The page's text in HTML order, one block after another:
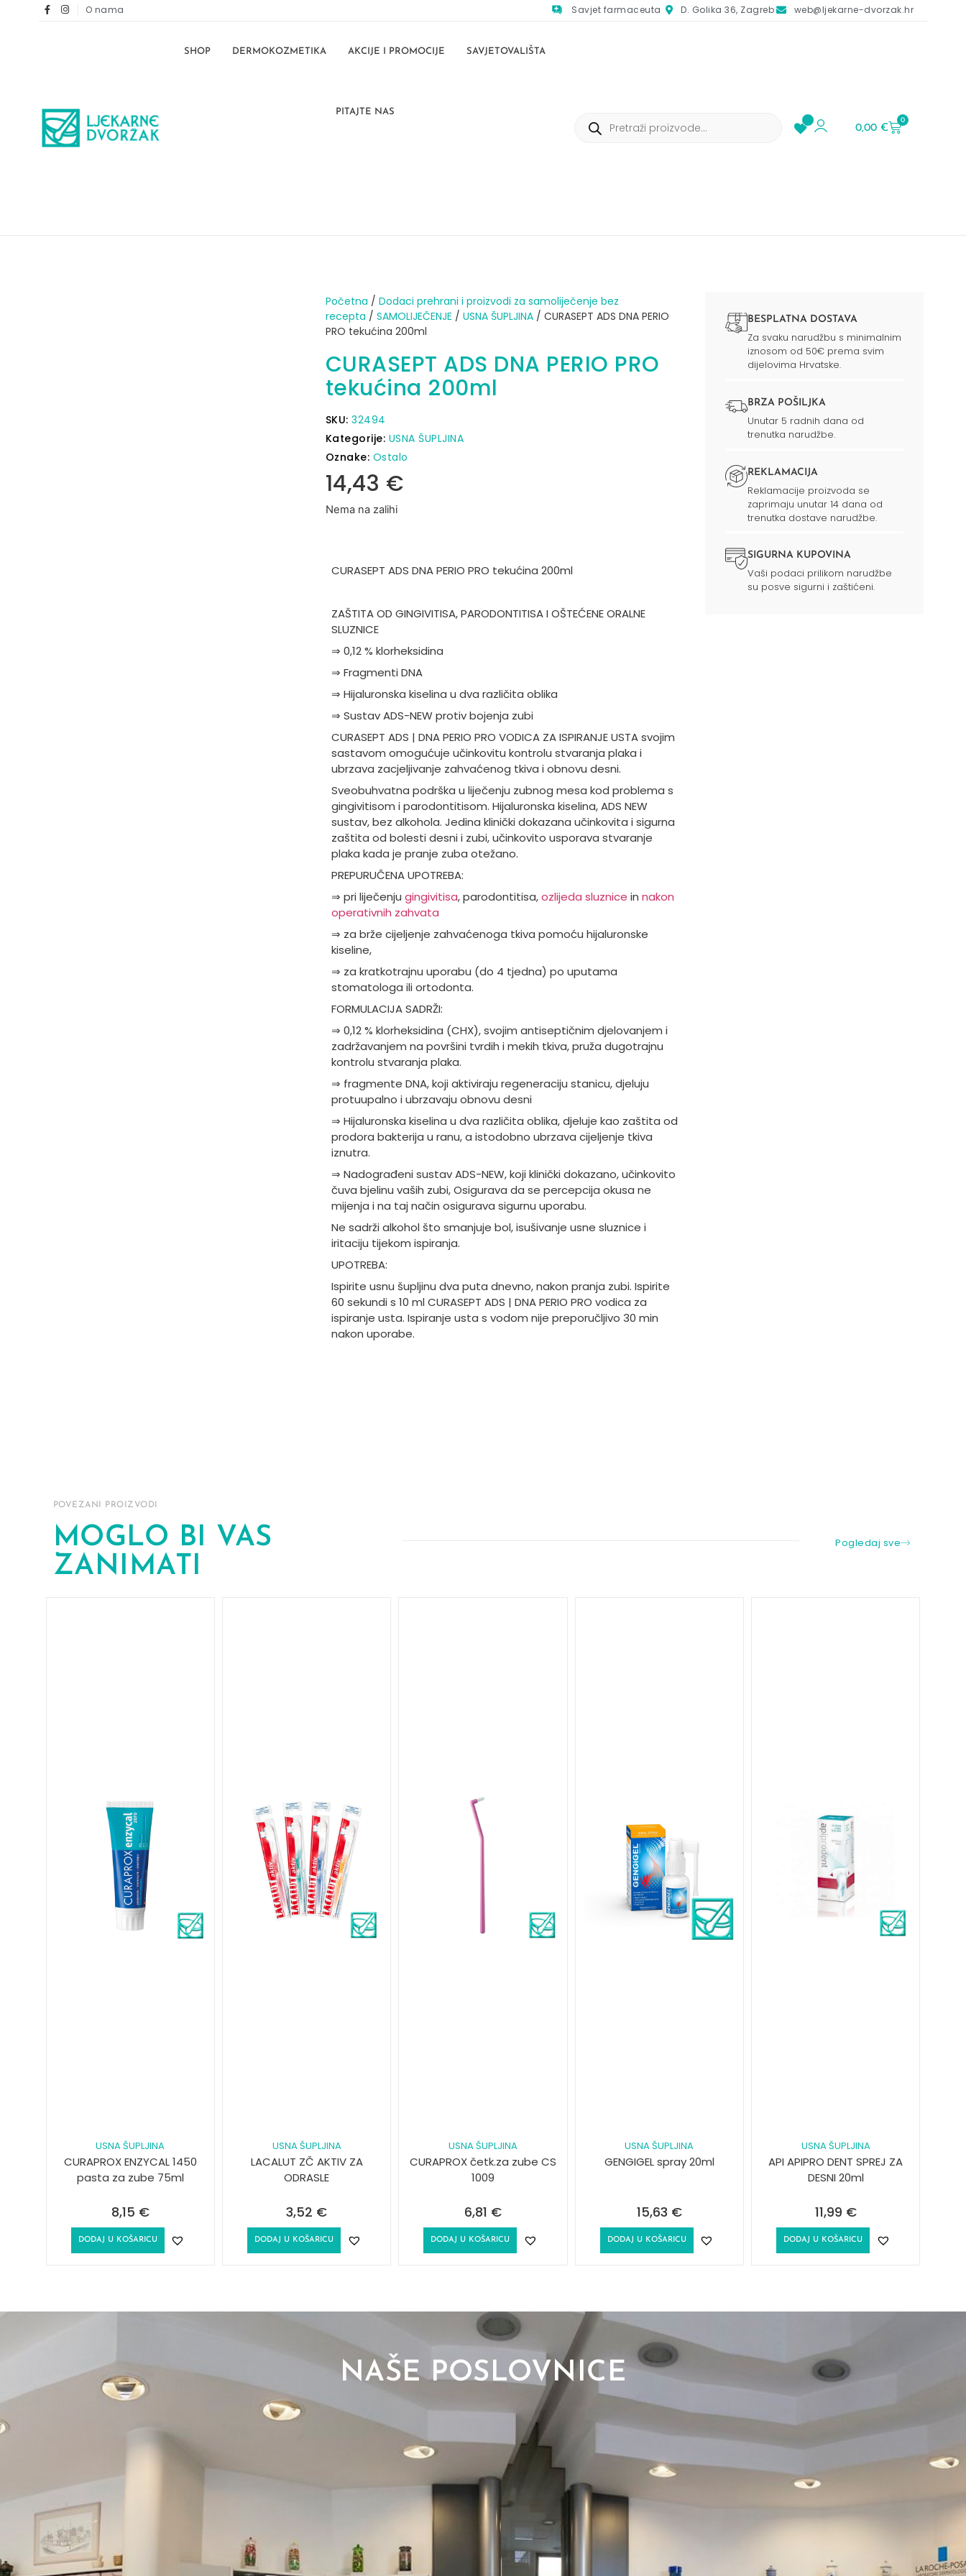
O nama Savjet farmaceuta D. Golika 36, Zagreb web@ljekarne-dvorzak.hr
SHOP DERMOKOZMETIKA AKCIJE I PROMOCIJE SAVJETOVALIŠTA
PITAJTE NAS
0,00€
0
Početna / Dodaci prehrani i proizvodi za samoliječenje bez
recepta / SAMOLIJEČENJE / USNA ŠUPLJINA/ CURASEPT ADS DNA PERIO
PRO tekućina 200ml
CURASEPT ADS DNA PERIO PRO
tekućina 200ml
SKU: 32494
Kategorije: USNA ŠUPLJINA
Oznake: Ostalo
14,43 €
Nema na zalihi
CURASEPT ADS DNA PERIO PRO tekućina 200ml
ZAŠTITA OD GINGIVITISA, PARODONTITISA I OŠTEĆENE ORALNE
SLUZNICE
⇒ 0,12 % klorheksidina
⇒ Fragmenti DNA
⇒ Hijaluronska kiselina u dva različita oblika
⇒ Sustav ADS-NEW protiv bojenja zubi
CURASEPT ADS | DNA PERIO PRO VODICA ZA ISPIRANJE USTA svojim
sastavom omogućuje učinkovitu kontrolu stvaranja plaka i
ubrzava zacjeljivanje zahvaćenog tkiva i obnovu desni.
Sveobuhvatna podrška u liječenju zubnog mesa kod problema s
gingivitisom i parodontitisom. Hijaluronska kiselina, ADS NEW
sustav, bez alkohola. Jedina klinički dokazana učinkovita i sigurna
zaštita od bolesti desni i zubi, učinkovito usporava stvaranje
plaka kada je pranje zuba otežano.
PREPURUČENA UPOTREBA:
⇒ pri liječenju gingivitisa, parodontitisa,ozlijeda sluznice in nakon
operativnih zahvata
⇒ za brže cijeljenje zahvaćenoga tkiva pomoću hijaluronske
kiseline,
⇒ za kratkotrajnu uporabu (do 4 tjedna) po uputama
stomatologa ili ortodonta.
FORMULACIJA SADRŽI:
⇒ 0,12 % klorheksidina (CHX), svojim antiseptičnim djelovanjem i
zadržavanjem na površini tvrdih i mekih tkiva, pruža dugotrajnu
kontrolu stvaranja plaka.
⇒ fragmente DNA, koji aktiviraju regeneraciju stanicu, djeluju
protuupalno i ubrzavaju obnovu desni
⇒ Hijaluronska kiselina u dva različita oblika, djeluje kao zaštita od
prodora bakterija u ranu, a istodobno ubrzava cijeljenje tkiva
iznutra.
⇒ Nadograđeni sustav ADS-NEW, koji klinički dokazano, učinkovito
čuva bjelinu vaših zubi, Osigurava da se percepcija okusa ne
mijenja i na taj način osigurava sigurnu uporabu.
Ne sadrži alkohol što smanjuje bol, isušivanje usne sluznice i
iritaciju tijekom ispiranja.
UPOTREBA:
Ispirite usnu šupljinu dva puta dnevno, nakon pranja zubi. Ispirite
60 sekundi s 10 ml CURASEPT ADS | DNA PERIO PRO vodica za
ispiranje usta. Ispiranje usta s vodom nije preporučljivo 30 min
nakon uporabe.
BESPLATNA DOSTAVA
Za svaku narudžbu s minimalnim
iznosom od 50€ prema svim
dijelovima Hrvatske.
BRZA POŠILJKA
Unutar 5 radnih dana od
trenutka narudžbe.
REKLAMACIJA
Reklamacije proizvoda se
zaprimaju unutar 14 dana od
trenutka dostave narudžbe.
SIGURNA KUPOVINA
Vaši podaci prilikom narudžbe
su posve sigurni i zaštićeni.
POVEZANI PROIZVODI
MOGLO BI VAS
ZANIMATI
Pogledaj sve
USNA ŠUPLJINA
CURAPROX ENZYCAL 1450
pasta za zube 75ml
8,15 €
DODAJ U KOŠARICU
USNA ŠUPLJINA
LACALUT ZČ AKTIV ZA
ODRASLE
3,52 €
DODAJ U KOŠARICU
USNA ŠUPLJINA
CURAPROX četk.za zube CS
1009
6,81 €
DODAJ U KOŠARICU
USNA ŠUPLJINA
GENGIGEL spray 20ml
15,63 €
DODAJ U KOŠARICU
USNA ŠUPLJINA
API APIPRO DENT SPREJ ZA
DESNI 20ml
11,99 €
DODAJ U KOŠARICU
NAŠE POSLOVNICE